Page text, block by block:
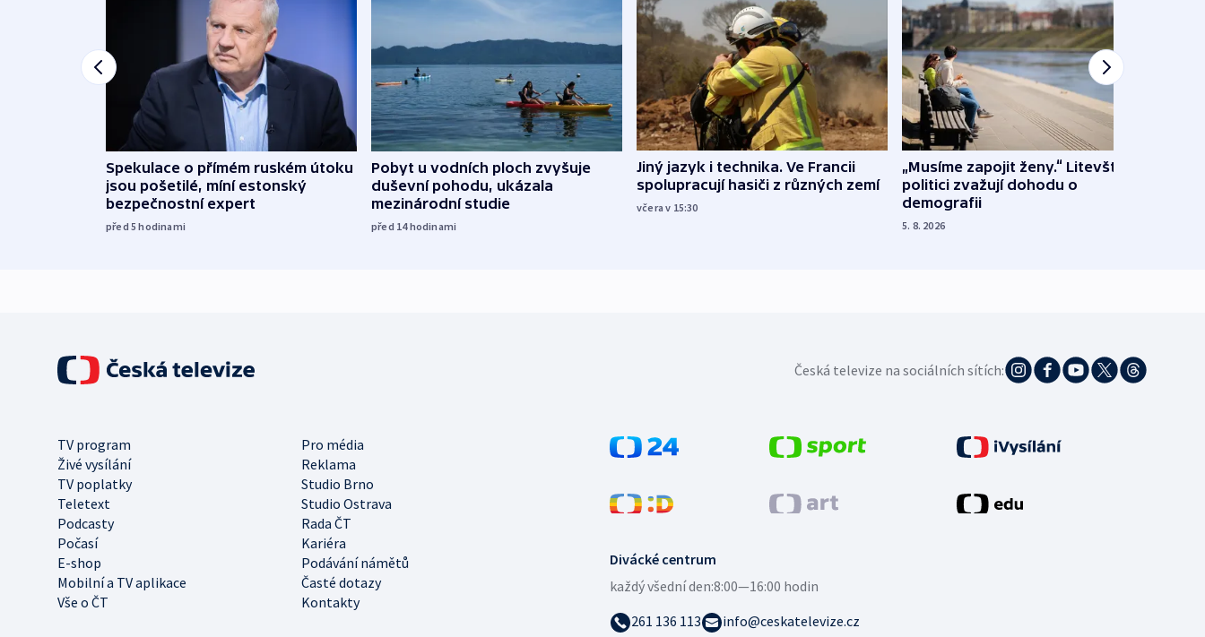
Spekulace o přímém ruském útoku
jsou pošetilé, míní estonský
bezpečnostní expert
před 5hodinami
Pobyt u vodních ploch zvyšuje
duševní pohodu, ukázala
mezinárodní studie
před 14hodinami
Jiný jazyk i technika. Ve Francii
spolupracují hasiči z různých zemí
včera v 15:30
„Musíme zapojit ženy.“ Litevští
politici zvažují dohodu o
demografii
5. 8. 2026
Česká televize na sociálních sítích:
TV program
Pro média
Živé vysílání
Reklama
TV poplatky
Studio Brno
Teletext
Studio Ostrava
Podcasty
Rada ČT
Počasí
Kariéra
E-shop
Podávání námětů
Mobilní a TV aplikace
Časté dotazy
Vše o ČT
Kontakty
Divácké centrum
každý všední den:8:00—16:00 hodin
261 136 113
info@ceskatelevize.cz